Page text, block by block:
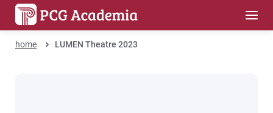
home LUMEN Theatre 2023